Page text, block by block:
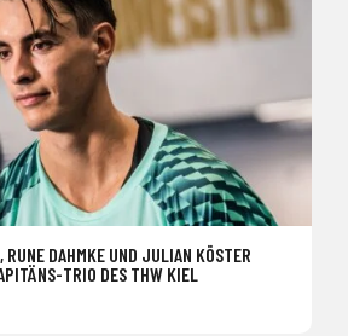
DAHMKE UND JULIAN KÖSTER
TRIO DES THW KIEL